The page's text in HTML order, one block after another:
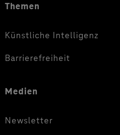
Themen
Künstliche Intelligenz
Barrierefreiheit
Medien
Newsletter